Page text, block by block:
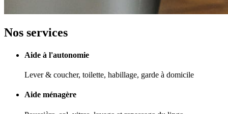
Nos services
Aide à l'autonomie
Lever & coucher, toilette, habillage, garde à domicile
Aide ménagère